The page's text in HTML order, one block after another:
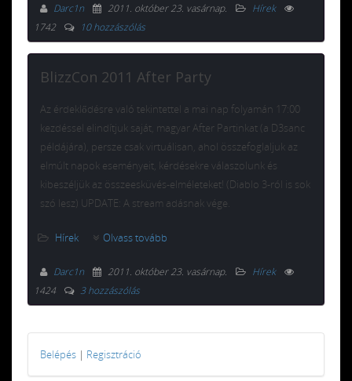
Darc1n 2011. október 23. vasárnap.
Hírek
1742
10 hozzászólás
BlizzCon 2011 After Party
Az érdeklődésre való tekintettel a mai nap folyamán 17:00
kezdéssel elindítjuk saját, magyar After Partinkat (a D3sanc
példájára), persze csak virtuálisan, ahol összefoglaljuk az
elmúlt napok eseményeit, kérdésekre válaszolunk és
kibeszéljük az összeesküvés-elméleteket! (Diablo 3-ról is sok
szó lesz) UPDATE: A stream adásnak vége.
Hírek Olvass tovább
Darc1n 2011. október 23. vasárnap.
Hírek
1424
3 hozzászólás
Belépés | Regisztráció